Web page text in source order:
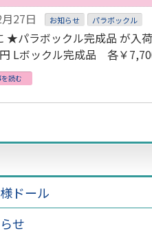
27日 お知らせ パラボックル
★パラボックル完成品 が入
Lボックル完成品 各￥
読む
ドール
せ